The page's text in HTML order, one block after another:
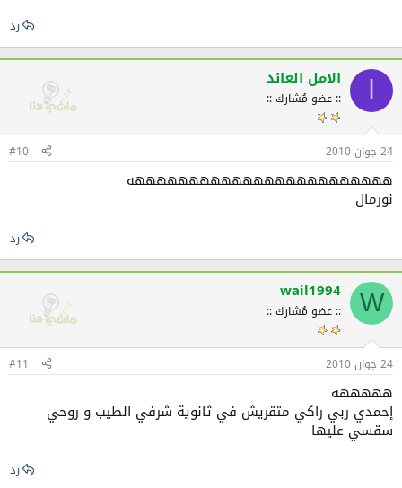
رد
الامل العائد
:: عضو مُشارك ::
24 جوان 2010 #10
ههههههههههههههههههههههههه
نورمال
رد
W
wail1994
:: عضو مُشارك ::
24 جوان 2010 #11
هههههه
إحمدي ربي راكي متقريش في ثانوية شرفي الطيب و روحي
سقسي عليها
رد